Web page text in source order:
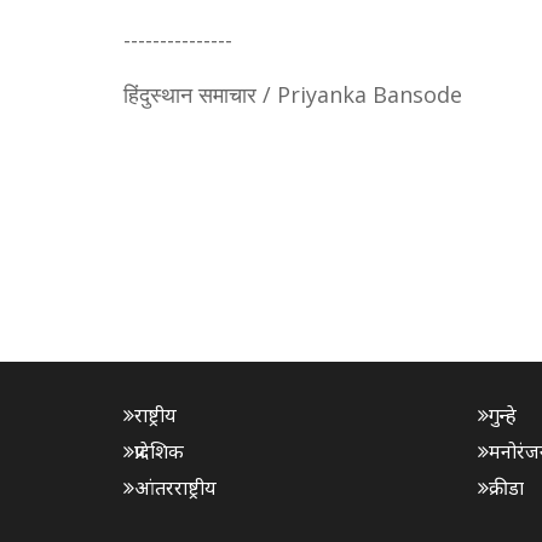
---------------
हिंदुस्थान समाचार / Priyanka Bansode
राष्ट्रीय
प्रादेशिक
आंतरराष्ट्रीय
गुन्हे
क्रीडा